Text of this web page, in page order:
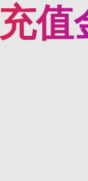
充值